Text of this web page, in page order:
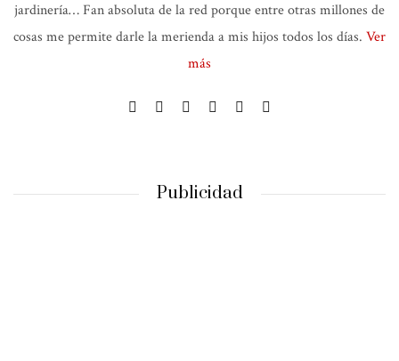
jardinería… Fan absoluta de la red porque entre otras millones de
cosas me permite darle la merienda a mis hijos todos los días. Ver
más
Publicidad